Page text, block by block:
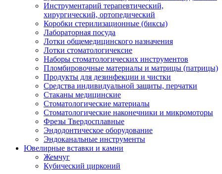
Инструментарий терапевтический,
хирургический, ортопедический
Коробки стерилизационные (биксы)
Лабораторная посуда
Лотки общемедицинского назначения
Лотки стоматологичексие
Наборы стоматологических инструментов
Пломбировочные материалы и матрицы (патрицы)
Продукты для дезинфекции и чистки
Средства индивидуальной защиты, перчатки
Стаканы медицинские
Стоматологические материалы
Стоматологические наконечники и микромоторы
Фрезы Твердосплавные
Эндодонтическое оборудование
Эндоканальные инструменты
Ювелирные вставки и камни
Жемчуг
Кубический цирконий